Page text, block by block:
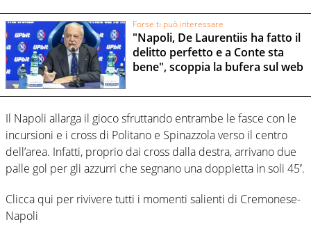
Forse ti può interessare
"Napoli, De Laurentiis ha fatto il
delitto perfetto e a Conte sta
bene", scoppia la bufera sul web
Il Napoli allarga il gioco sfruttando entrambe le fasce con le
incursioni e i cross di Politano e Spinazzola verso il centro
dell’area. Infatti, proprio dai cross dalla destra, arrivano due
palle gol per gli azzurri che segnano una doppietta in soli 45′.
Clicca qui per rivivere tutti i momenti salienti di Cremonese-
Napoli